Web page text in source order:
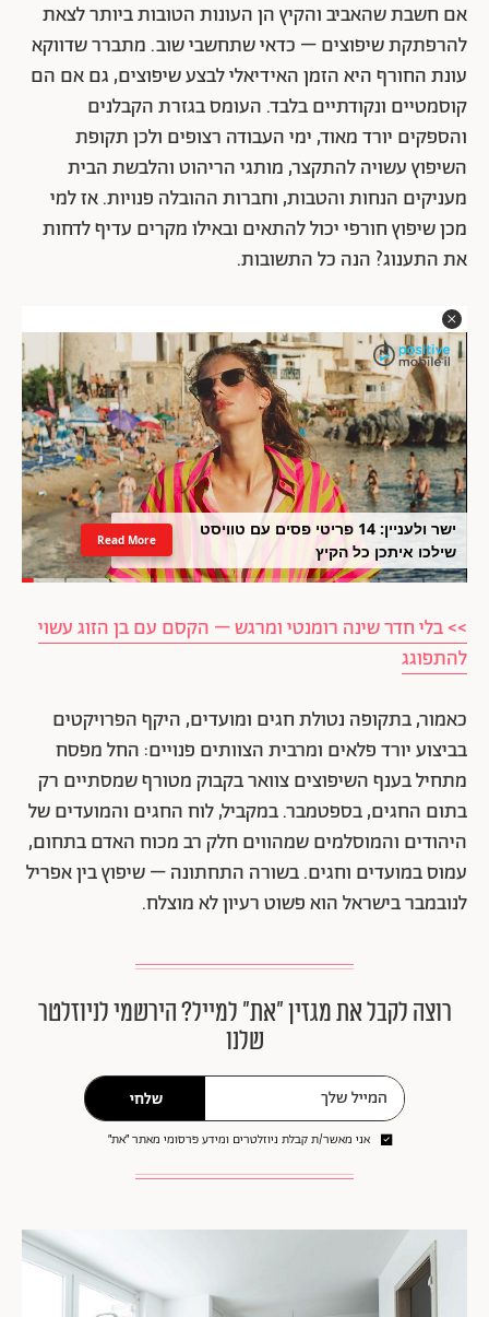
אם חשבת שהאביב והקיץ הן העונות הטובות ביותר לצאת
להרפתקת שיפוצים – כדאי שתחשבי שוב. מתברר שדווקא
עונת החורף היא הזמן האידיאלי לבצע שיפוצים, גם אם הם
קוסמטיים ונקודתיים בלבד. העומס בגזרת הקבלנים
והספקים יורד מאוד, ימי העבודה רצופים ולכן תקופת
השיפוץ עשויה להתקצר, מותגי הריהוט והלבשת הבית
מעניקים הנחות והטבות, וחברות ההובלה פנויות. אז למי
מכן שיפוץ חורפי יכול להתאים ובאילו מקרים עדיף לדחות
את התענוג? הנה כל התשובות.
ישר ולעניין: 14 פריטי פסים עם טוויסט
שילכו איתכן כל הקיץ
Read More
>> בלי חדר שינה רומנטי ומרגש – הקסם עם בן הזוג עשוי
להתפוגג
כאמור, בתקופה נטולת חגים ומועדים, היקף הפרויקטים
בביצוע יורד פלאים ומרבית הצוותים פנויים: החל מפסח
מתחיל בענף השיפוצים צוואר בקבוק מטורף שמסתיים רק
בתום החגים, בספטמבר. במקביל, לוח החגים והמועדים של
היהודים והמוסלמים שמהווים חלק רב מכוח האדם בתחום,
עמוס במועדים וחגים. בשורה התחתונה – שיפוץ בין אפריל
לנובמבר בישראל הוא פשוט רעיון לא מוצלח.
רוצה לקבל את מגזין ״את״ למייל? הירשמי לניוזלטר
שלנו
שלחי
אני מאשר/ת קבלת ניוזלטרים ומידע פרסומי מאתר ״את״